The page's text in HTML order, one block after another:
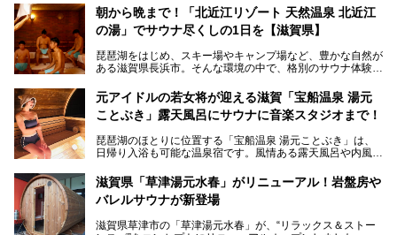
して栄え、県内には世界遺産の比叡山延暦寺、天守が国宝に
指定されている彦根城、国の特別史跡の安土城跡など、多数
の史跡があります。
琵琶湖の雄大な景色を眺めながら入れる施設もありますよ。
朝から晩まで！「北近江リゾート 天然温泉 北近江
の湯」でサウナ尽くしの1日を【滋賀県】
琵琶湖をはじめ、スキー場やキャンプ場など、豊かな自然が
ある滋賀県長浜市。そんな環境の中で、格別のサウナ体験を
今回は、「北近江リゾート 天然温泉 北近江の湯」で朝から
晩まで楽しめる過ごし方をご紹介！ サウナ設備やサウナド
違いなしですよ。
───
この記事は北近江リゾート 天然温泉 北近江の湯のPR記事で
す。
元アイドルの若女将が迎える滋賀「宝船温泉 湯元
ことぶき」露天風呂にサウナに音楽スタジオまで！
琵琶湖のほとりに位置する「宝船温泉 湯元ことぶき」は、
日帰り入浴も可能な温泉宿です。風情ある露天風呂や内風
ープン。湖からそよぐ爽やかな風を感じながらサウナと温泉
が楽しめます。
を打てるのも醍醐味の一つ。そして、若女将はなんと「元ア
滋賀県「草津湯元水春」がリニューアル！岩盤房や
バレルサウナが新登場
滋賀県草津市の「草津湯元水春」が、“リラックス＆ストー